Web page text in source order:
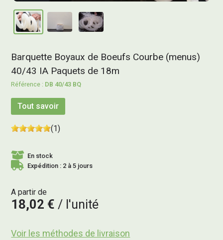
Barquette Boyaux de Boeufs Courbe (menus)
40/43 IA Paquets de 18m
DB 40/43 BQ
Tout savoir
(1)
En stock
Expédition : 2 à 5 jours
A partir de
18,02 € l'unité
Voir les méthodes de livraison